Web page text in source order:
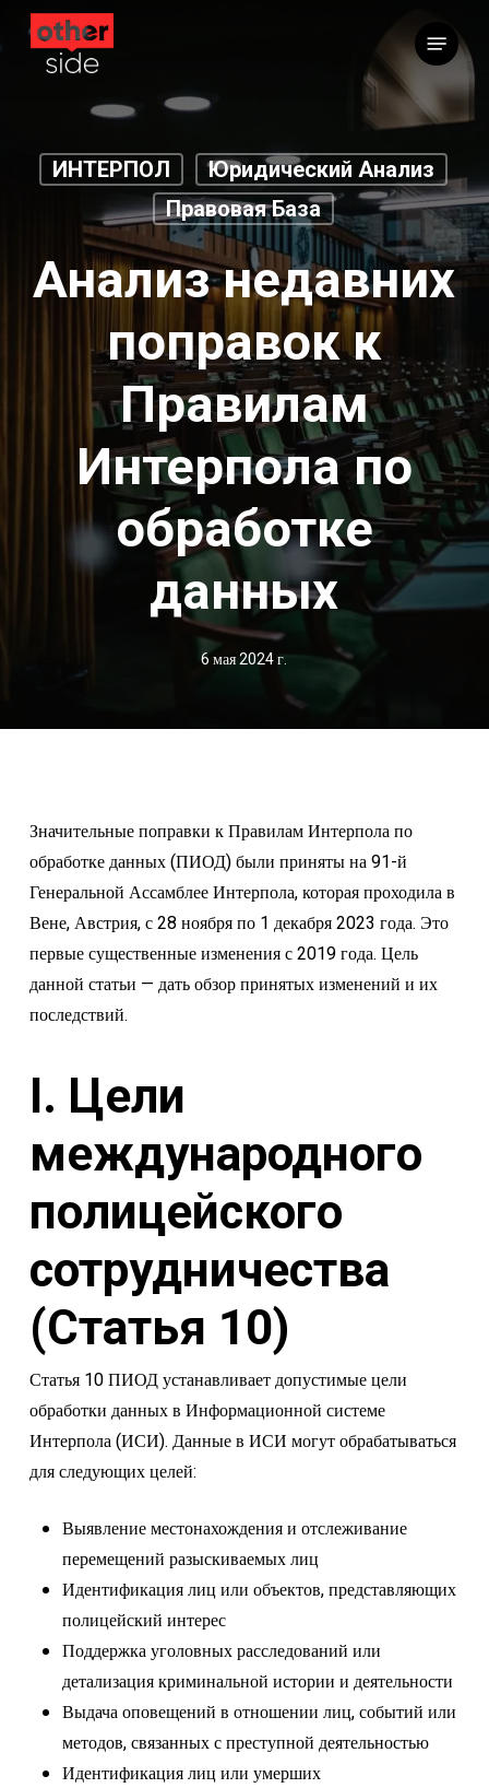
Перейти
основному
содержимому
ИНТЕРПОЛ
Юридический Анализ
Правовая База
Анализ недавних
поправок к
Правилам
Интерпола по
обработке
данных
6 мая 2024 г.
Значительные поправки к Правилам Интерпола по
обработке данных (ПИОД) были приняты на 91-й
Генеральной Ассамблее Интерпола, которая проходила в
Вене, Австрия, с 28 ноября по 1 декабря 2023 года. Это
первые существенные изменения с 2019 года. Цель
данной статьи — дать обзор принятых изменений и их
последствий.
I. Цели
международного
полицейского
сотрудничества
(Статья 10)
Статья 10 ПИОД устанавливает допустимые цели
обработки данных в Информационной системе
Интерпола (ИСИ). Данные в ИСИ могут обрабатываться
для следующих целей:
Выявление местонахождения и отслеживание
перемещений разыскиваемых лиц
Идентификация лиц или объектов, представляющих
полицейский интерес
Поддержка уголовных расследований или
детализация криминальной истории и деятельности
Выдача оповещений в отношении лиц, событий или
методов, связанных с преступной деятельностью
Идентификация лиц или умерших